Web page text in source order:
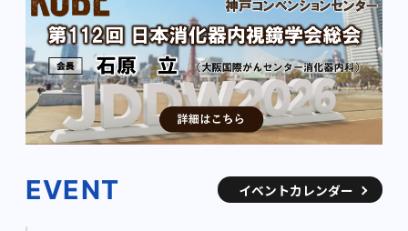
EVENT イベントカレンダー